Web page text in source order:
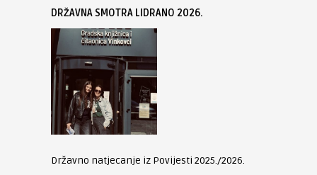
DRŽAVNA SMOTRA LIDRANO 2026.
Državno natjecanje iz Povijesti 2025./2026.